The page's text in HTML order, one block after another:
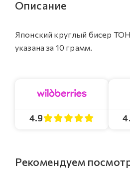
Описание
Японский круглый бисер
указана за 10 грамм.
4.9
Рекомендуем